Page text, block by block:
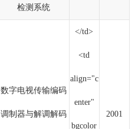
检测系统
数字电视传输编码
调制器与解调解码
</td>
<td
align="c
enter"
bgcolor
2001